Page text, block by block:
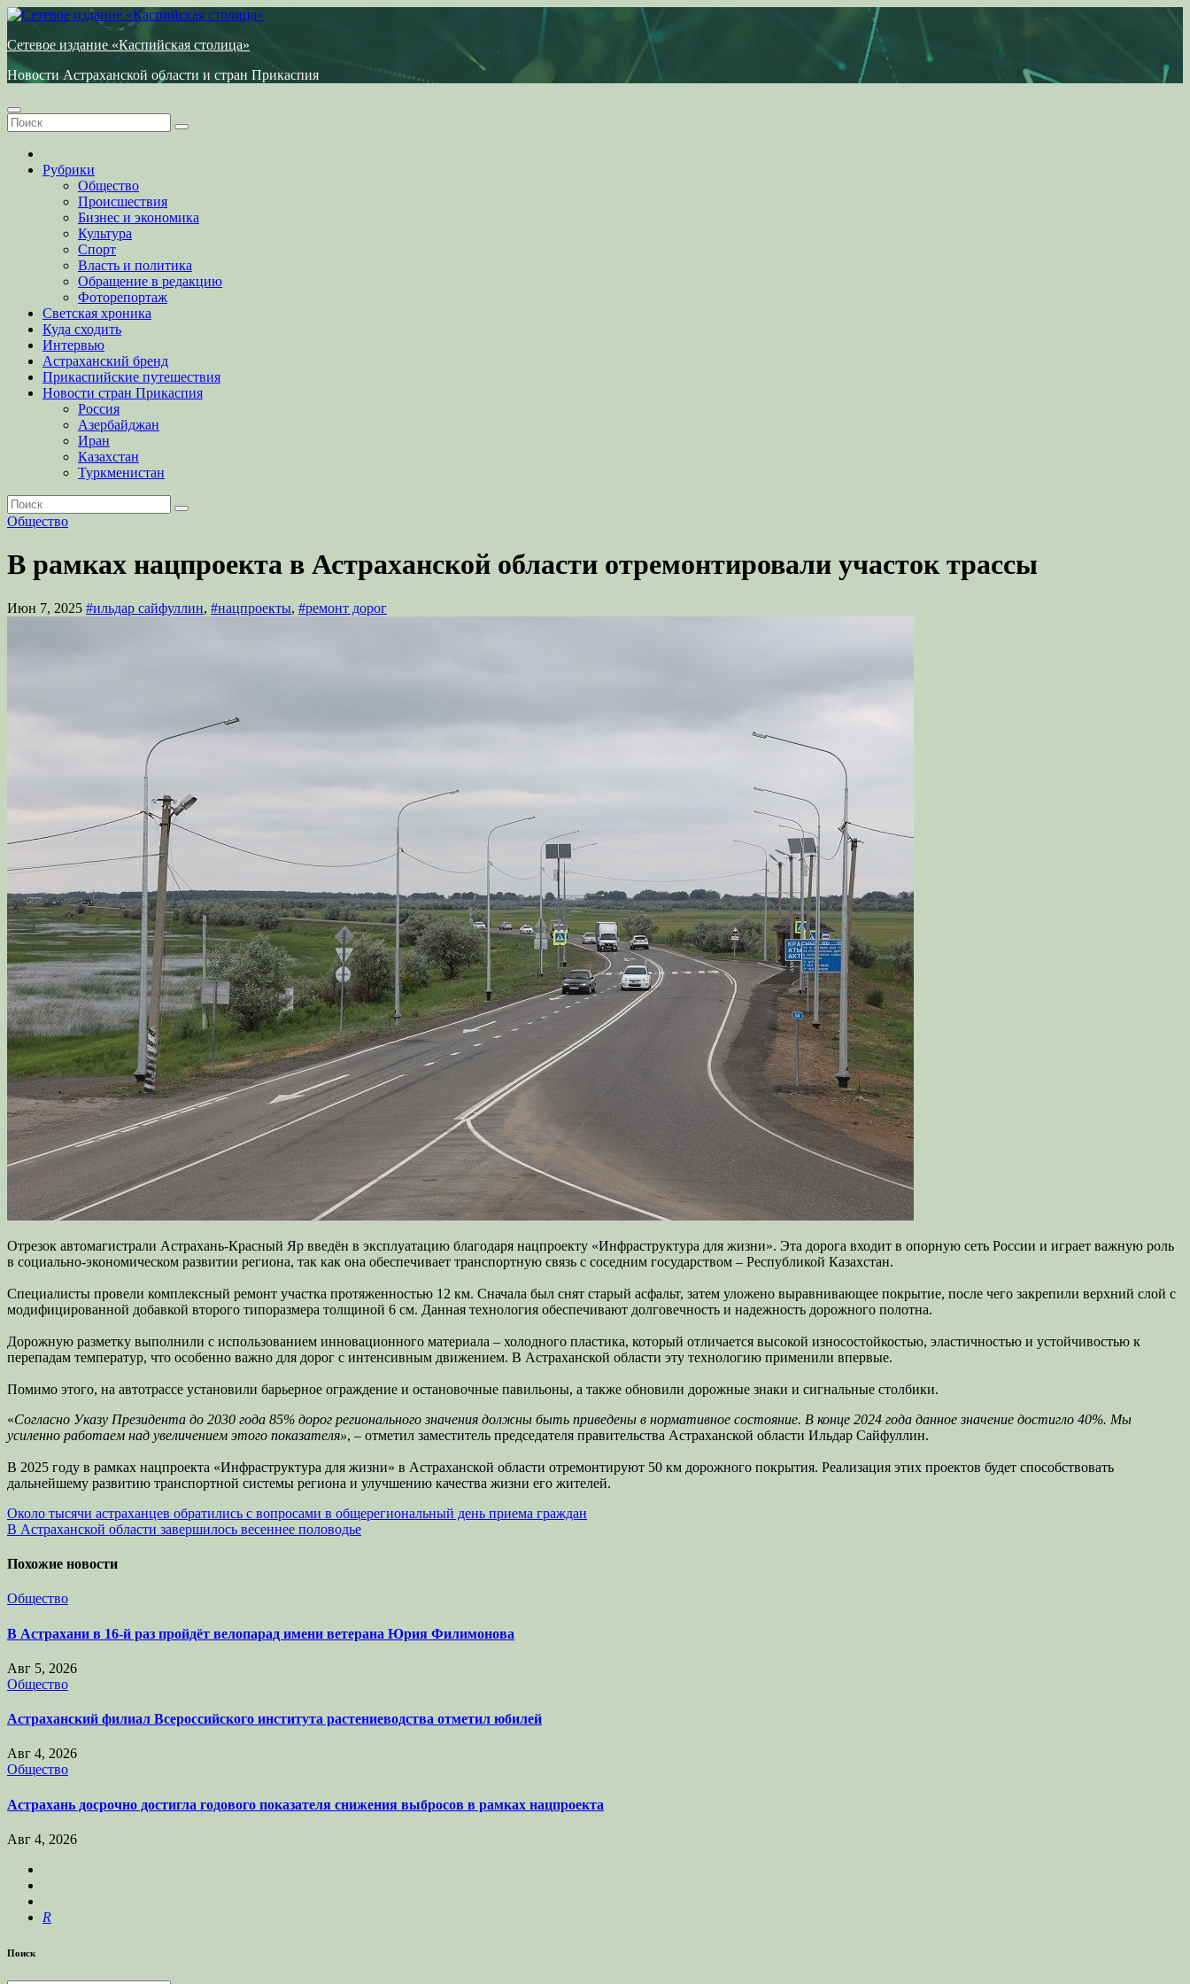
Перейти
содержимому
Сетевое издание «Каспийская столица»
Новости Астраханской области и стран Прикаспия
Рубрики
Общество
Происшествия
Бизнес и экономика
Культура
Спорт
Власть и политика
Обращение в редакцию
Фоторепортаж
Светская хроника
Куда сходить
Интервью
Астраханский бренд
Прикаспийские путешествия
Новости стран Прикаспия
Россия
Азербайджан
Иран
Казахстан
Туркменистан
Общество
В рамках нацпроекта в Астраханской области отремонтировали участок трассы
Июн 7, 2025 #ильдар сайфуллин, #нацпроекты, #ремонт дорог
Отрезок автомагистрали Астрахань-Красный Яр введён в эксплуатацию благодаря нацпроекту «Инфраструктура для жизни». Эта дорога входит в опорную сеть России и играет важную роль
в социально-экономическом развитии региона, так как она обеспечивает транспортную связь с соседним государством – Республикой Казахстан.
Специалисты провели комплексный ремонт участка протяженностью 12 км. Сначала был снят старый асфальт, затем уложено выравнивающее покрытие, после чего закрепили верхний слой с
модифицированной добавкой второго типоразмера толщиной 6 см. Данная технология обеспечивают долговечность и надежность дорожного полотна.
Дорожную разметку выполнили с использованием инновационного материала – холодного пластика, который отличается высокой износостойкостью, эластичностью и устойчивостью к
перепадам температур, что особенно важно для дорог с интенсивным движением. В Астраханской области эту технологию применили впервые.
Помимо этого, на автотрассе установили барьерное ограждение и остановочные павильоны, а также обновили дорожные знаки и сигнальные столбики.
«Согласно Указу Президента до 2030 года 85% дорог регионального значения должны быть приведены в нормативное состояние. В конце 2024 года данное значение достигло 40%. Мы
усиленно работаем над увеличением этого показателя», – отметил заместитель председателя правительства Астраханской области Ильдар Сайфуллин.
В 2025 году в рамках нацпроекта «Инфраструктура для жизни» в Астраханской области отремонтируют 50 км дорожного покрытия. Реализация этих проектов будет способствовать
дальнейшему развитию транспортной системы региона и улучшению качества жизни его жителей.
Навигация
по
записям
Около тысячи астраханцев обратились с вопросами в общерегиональный день приема граждан
В Астраханской области завершилось весеннее половодье
Похожие новости
Общество
В Астрахани в 16-й раз пройдёт велопарад имени ветерана Юрия Филимонова
Авг 5, 2026
Общество
Астраханский филиал Всероссийского института растениеводства отметил юбилей
Авг 4, 2026
Общество
Астрахань досрочно достигла годового показателя снижения выбросов в рамках нацпроекта
Авг 4, 2026
R
Поиск